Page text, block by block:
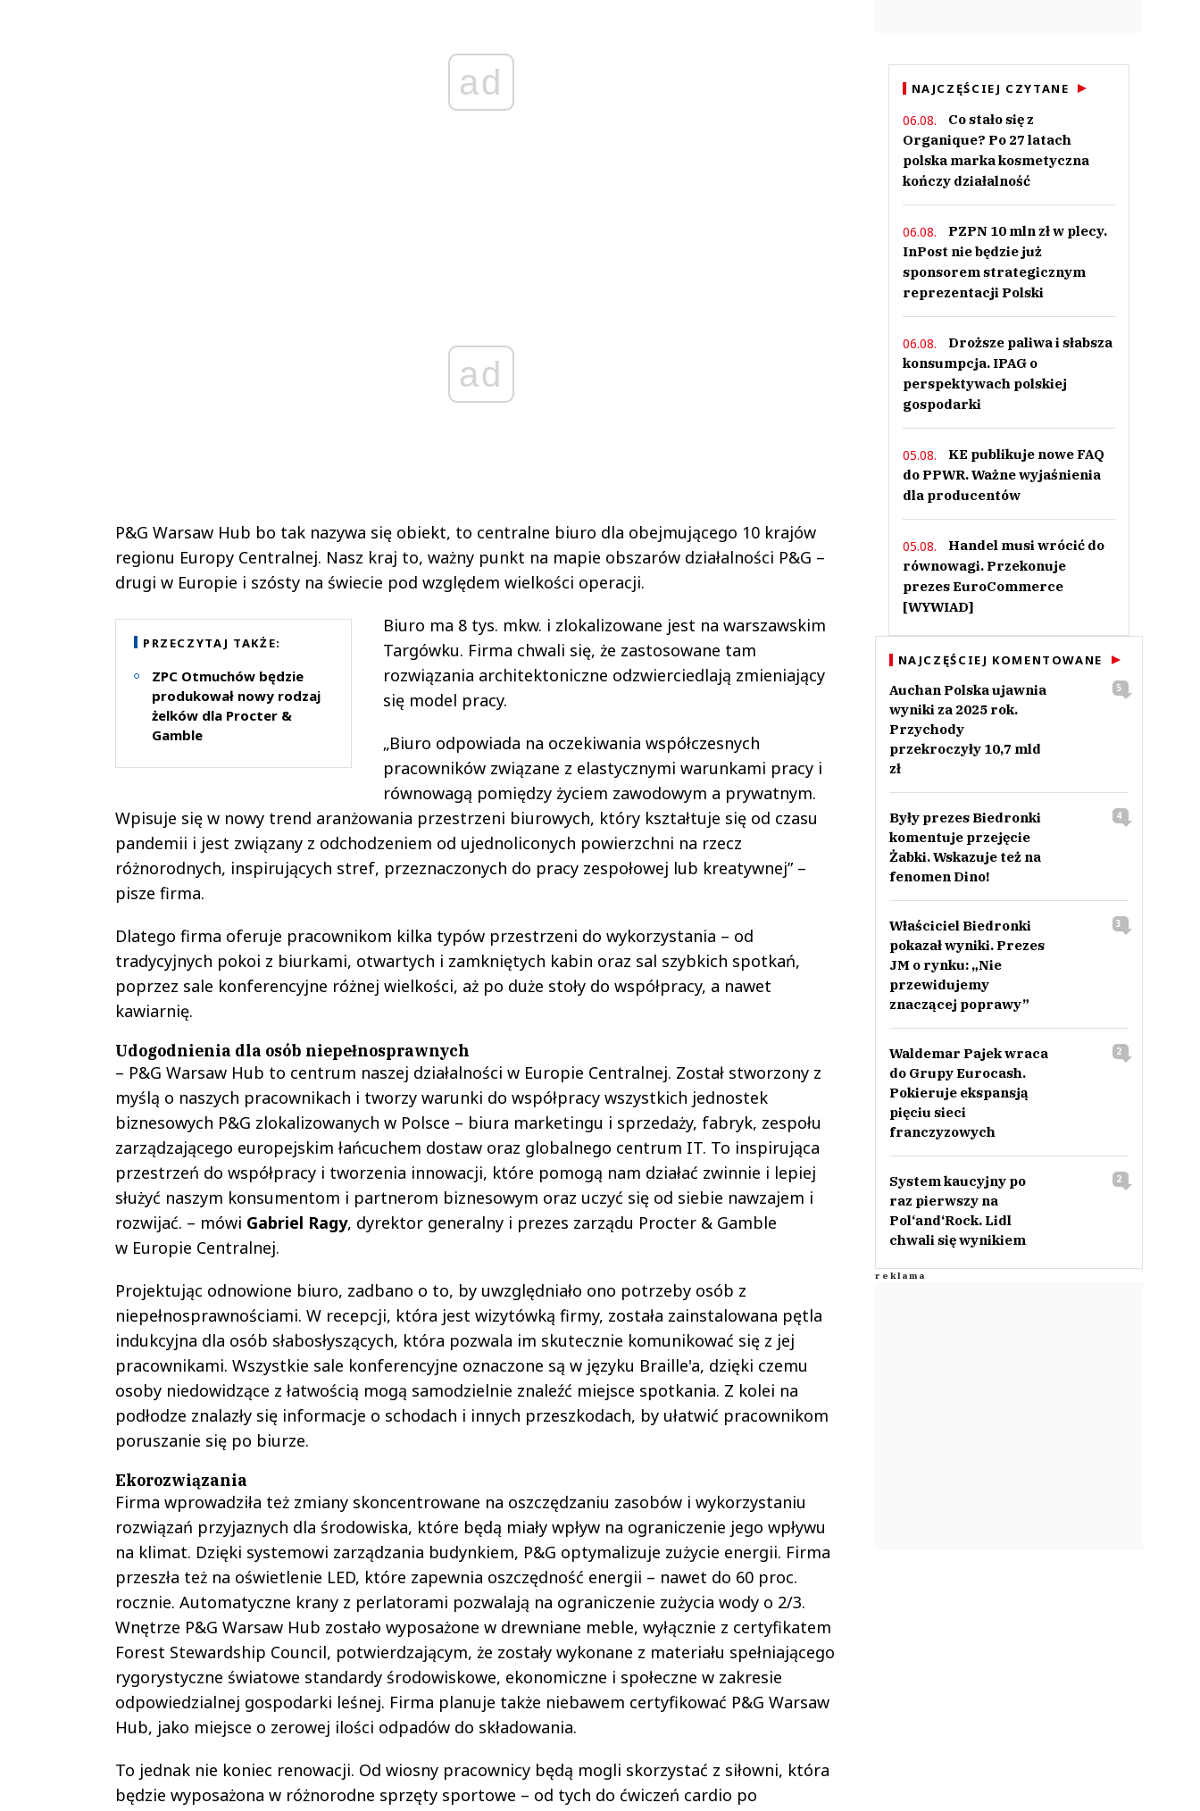
ad
ad
P&G Warsaw Hub bo tak nazywa się obiekt, to centralne biuro dla obejmującego 10 krajów
regionu Europy Centralnej. Nasz kraj to, ważny punkt na mapie obszarów działalności P&G –
drugi w Europie i szósty na świecie pod względem wielkości operacji.
PRZECZYTAJ TAKŻE:
ZPC Otmuchów będzie
produkował nowy rodzaj
żelków dla Procter &
Gamble
Biuro ma 8 tys. mkw. i zlokalizowane jest na warszawskim
Targówku. Firma chwali się, że zastosowane tam
rozwiązania architektoniczne odzwierciedlają zmieniający
się model pracy.
„Biuro odpowiada na oczekiwania współczesnych
pracowników związane z elastycznymi warunkami pracy i
równowagą pomiędzy życiem zawodowym a prywatnym.
Wpisuje się w nowy trend aranżowania przestrzeni biurowych, który kształtuje się od czasu
pandemii i jest związany z odchodzeniem od ujednoliconych powierzchni na rzecz
różnorodnych, inspirujących stref, przeznaczonych do pracy zespołowej lub kreatywnej” –
pisze firma.
Dlatego firma oferuje pracownikom kilka typów przestrzeni do wykorzystania – od
tradycyjnych pokoi z biurkami, otwartych i zamkniętych kabin oraz sal szybkich spotkań,
poprzez sale konferencyjne różnej wielkości, aż po duże stoły do współpracy, a nawet
kawiarnię.
Udogodnienia dla osób niepełnosprawnych
– P&G Warsaw Hub to centrum naszej działalności w Europie Centralnej. Został stworzony z
myślą o naszych pracownikach i tworzy warunki do współpracy wszystkich jednostek
biznesowych P&G zlokalizowanych w Polsce – biura marketingu i sprzedaży, fabryk, zespołu
zarządzającego europejskim łańcuchem dostaw oraz globalnego centrum IT. To inspirująca
przestrzeń do współpracy i tworzenia innowacji, które pomogą nam działać zwinnie i lepiej
służyć naszym konsumentom i partnerom biznesowym oraz uczyć się od siebie nawzajem i
rozwijać. – mówi Gabriel Ragy, dyrektor generalny i prezes zarządu Procter & Gamble
w Europie Centralnej.
Projektując odnowione biuro, zadbano o to, by uwzględniało ono potrzeby osób z
niepełnosprawnościami. W recepcji, która jest wizytówką firmy, została zainstalowana pętla
indukcyjna dla osób słabosłyszących, która pozwala im skutecznie komunikować się z jej
pracownikami. Wszystkie sale konferencyjne oznaczone są w języku Braille'a, dzięki czemu
osoby niedowidzące z łatwością mogą samodzielnie znaleźć miejsce spotkania. Z kolei na
podłodze znalazły się informacje o schodach i innych przeszkodach, by ułatwić pracownikom
poruszanie się po biurze.
Ekorozwiązania
Firma wprowadziła też zmiany skoncentrowane na oszczędzaniu zasobów i wykorzystaniu
rozwiązań przyjaznych dla środowiska, które będą miały wpływ na ograniczenie jego wpływu
na klimat. Dzięki systemowi zarządzania budynkiem, P&G optymalizuje zużycie energii. Firma
przeszła też na oświetlenie LED, które zapewnia oszczędność energii – nawet do 60 proc.
rocznie. Automatyczne krany z perlatorami pozwalają na ograniczenie zużycia wody o 2/3.
Wnętrze P&G Warsaw Hub zostało wyposażone w drewniane meble, wyłącznie z certyfikatem
Forest Stewardship Council, potwierdzającym, że zostały wykonane z materiału spełniającego
rygorystyczne światowe standardy środowiskowe, ekonomiczne i społeczne w zakresie
odpowiedzialnej gospodarki leśnej. Firma planuje także niebawem certyfikować P&G Warsaw
Hub, jako miejsce o zerowej ilości odpadów do składowania.
To jednak nie koniec renowacji. Od wiosny pracownicy będą mogli skorzystać z siłowni, która
będzie wyposażona w różnorodne sprzęty sportowe – od tych do ćwiczeń cardio po
NAJCZĘŚCIEJ CZYTANE
06.08.
Co stało się z
Organique? Po 27 latach
polska marka kosmetyczna
kończy działalność
06.08.
PZPN 10 mln zł w plecy.
InPost nie będzie już
sponsorem strategicznym
reprezentacji Polski
06.08.
Droższe paliwa i słabsza
konsumpcja. IPAG o
perspektywach polskiej
gospodarki
05.08.
KE publikuje nowe FAQ
do PPWR. Ważne wyjaśnienia
dla producentów
05.08.
Handel musi wrócić do
równowagi. Przekonuje
prezes EuroCommerce
[WYWIAD]
NAJCZĘŚCIEJ KOMENTOWANE
Auchan Polska ujawnia
wyniki za 2025 rok.
Przychody
przekroczyły 10,7 mld
zł
5
Były prezes Biedronki
komentuje przejęcie
Żabki. Wskazuje też na
fenomen Dino!
4
Właściciel Biedronki
pokazał wyniki. Prezes
JM o rynku: „Nie
przewidujemy
znaczącej poprawy”
3
Waldemar Pajek wraca
do Grupy Eurocash.
Pokieruje ekspansją
pięciu sieci
franczyzowych
2
System kaucyjny po
raz pierwszy na
Pol‘and‘Rock. Lidl
chwali się wynikiem
2